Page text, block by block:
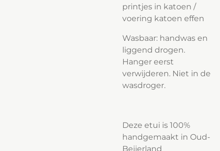
printjes in katoen /
voering katoen effen
Wasbaar: handwas en
liggend drogen.
Hanger eerst
verwijderen. Niet in de
wasdroger.
Deze etui is 100%
handgemaakt in Oud-
Beijerland